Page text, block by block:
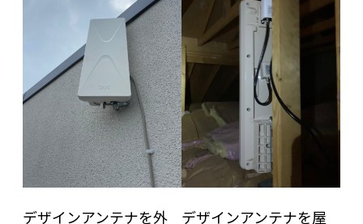
デザインアンテナを外 デザインアンテナを屋